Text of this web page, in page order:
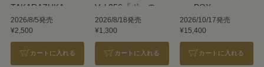
TAKARAZUKA
REVUE 2026
2026/8/5発売
¥2,500
カートに入れる
Vol.256『ポーの一
族』＜雪組＞
2026/8/18発売
¥1,300
カートに入れる
ray BOX
2026/10/17発売
¥15,400
カートに入れる